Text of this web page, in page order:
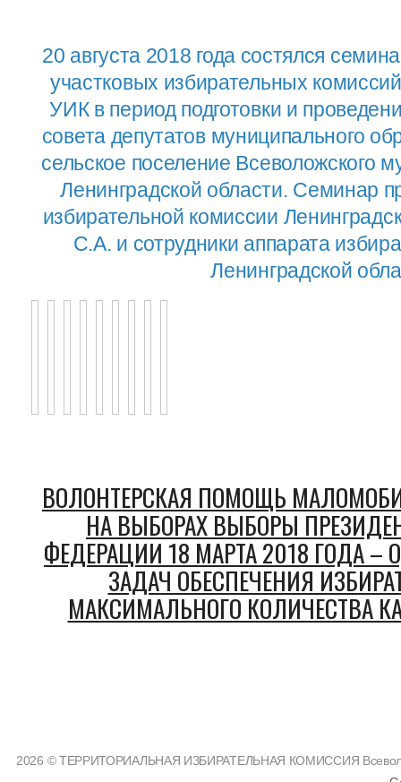
20 августа 2018 года состялся
участковых избирательных
УИК в период подготовки и
совета депутатов муниципального
сельское поселение Всеволожского
Ленинградской области. Семинар
избирательной комиссии
С.А. и сотрудники аппарата
Ленинградской
ВОЛОНТЕРСКАЯ ПОМОЩЬ
НА ВЫБОРАХ ВЫБОРЫ
ФЕДЕРАЦИИ 18 МАРТА 2018 ГОДА
ЗАДАЧ ОБЕСПЕЧЕНИЯ
МАКСИМАЛЬНОГО КОЛИЧЕСТВА
2026 © ТЕРРИТОРИАЛЬНАЯ ИЗБИРАТЕЛЬНАЯ КОМИССИЯ